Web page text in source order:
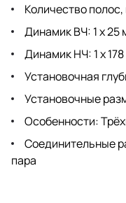
Количество
Динамик ВЧ: 1 х 25
Динамик НЧ: 1 х
Установочная
Установочные
Особенности:
Соединительные
пара